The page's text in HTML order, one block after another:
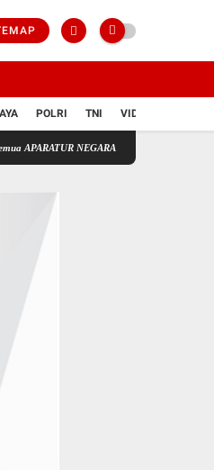
POLRI TNI VIDIO
Di Seluruh Indonesia Tertibkan